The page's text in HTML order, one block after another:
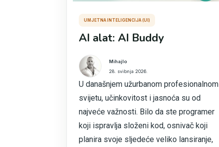
UMJETNA INTELIGENCIJA (UI)
AI alat: AI Buddy
Mihajlo
28. svibnja 2026.
U današnjem užurbanom profesionalnom
svijetu, učinkovitost i jasnoća su od
najveće važnosti. Bilo da ste programer
koji ispravlja složeni kod, osnivač koji
planira svoje sljedeće veliko lansiranje,